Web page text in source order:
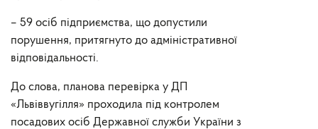
– 59 осіб підприємства, що допустили
порушення, притягнуто до адміністративної
відповідальності.
До слова, планова перевірка у ДП
«Львіввугілля» проходила під контролем
посадових осіб Державної служби України з